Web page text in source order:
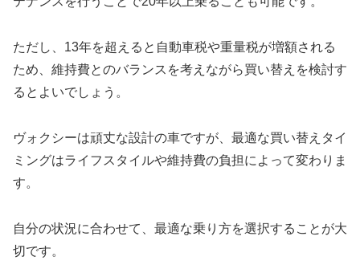
ただし、13年を超えると自動車税や重量税が増額される
ため、維持費とのバランスを考えながら買い替えを検討す
るとよいでしょう。
ヴォクシーは頑丈な設計の車ですが、最適な買い替えタイ
ミングはライフスタイルや維持費の負担によって変わりま
す。
自分の状況に合わせて、最適な乗り方を選択することが大
切です。